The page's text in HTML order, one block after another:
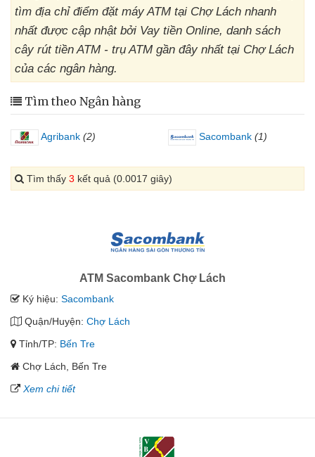
tìm địa chỉ điểm đặt máy ATM tại Chợ Lách nhanh
nhất được cập nhật bởi Vay tiền Online, danh sách
cây rút tiền ATM - trụ ATM gần đây nhất tại Chợ Lách
của các ngân hàng.
Tìm theo Ngân hàng
Agribank (2) Sacombank (1)
Tìm thấy 3 kết quả (0.0017 giây)
ATM Sacombank Chợ Lách
Ký hiệu: Sacombank
Quận/Huyện: Chợ Lách
Tỉnh/TP: Bến Tre
Chợ Lách, Bến Tre
Xem chi tiết